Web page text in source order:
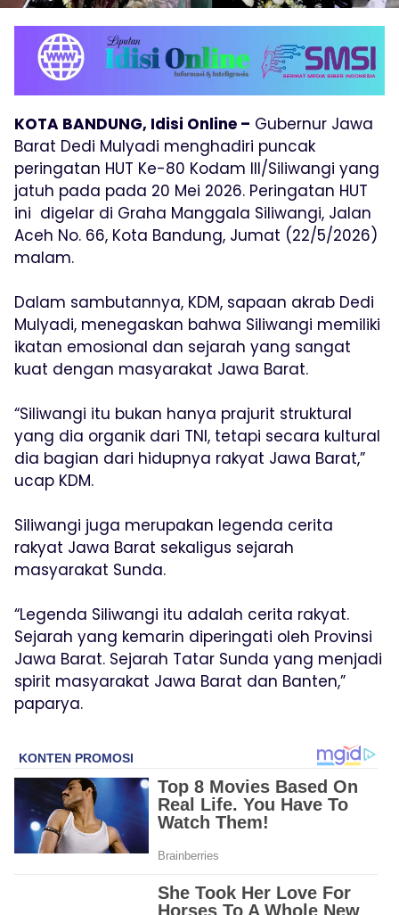
KOTA BANDUNG, Idisi Online – Gubernur Jawa
Barat Dedi Mulyadi menghadiri puncak
peringatan HUT Ke-80 Kodam III/Siliwangi yang
jatuh pada pada 20 Mei 2026. Peringatan HUT
ini digelar di Graha Manggala Siliwangi, Jalan
Aceh No. 66, Kota Bandung, Jumat (22/5/2026)
malam.
Dalam sambutannya, KDM, sapaan akrab Dedi
Mulyadi, menegaskan bahwa Siliwangi memiliki
ikatan emosional dan sejarah yang sangat
kuat dengan masyarakat Jawa Barat.
“Siliwangi itu bukan hanya prajurit struktural
yang dia organik dari TNI, tetapi secara kultural
dia bagian dari hidupnya rakyat Jawa Barat,”
ucap KDM.
Siliwangi juga merupakan legenda cerita
rakyat Jawa Barat sekaligus sejarah
masyarakat Sunda.
“Legenda Siliwangi itu adalah cerita rakyat.
Sejarah yang kemarin diperingati oleh Provinsi
Jawa Barat. Sejarah Tatar Sunda yang menjadi
spirit masyarakat Jawa Barat dan Banten,”
paparya.